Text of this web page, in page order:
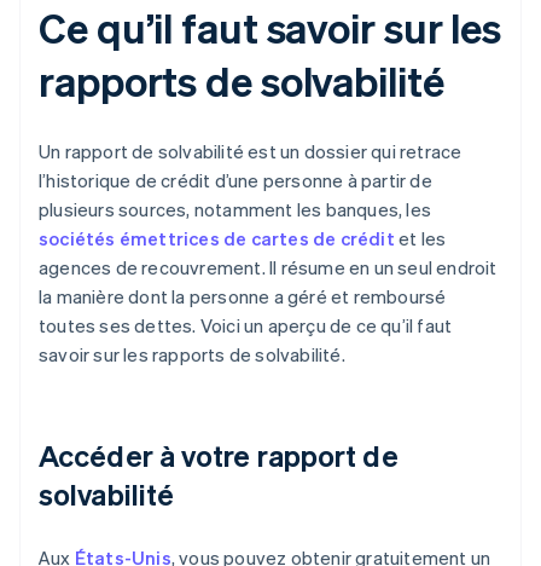
Ce qu’il faut savoir sur les
rapports de solvabilité
Un rapport de solvabilité est un dossier qui retrace
l’historique de crédit d’une personne à partir de
plusieurs sources, notamment les banques, les
sociétés émettrices de cartes de crédit et les
agences de recouvrement. Il résume en un seul endroit
la manière dont la personne a géré et remboursé
toutes ses dettes. Voici un aperçu de ce qu’il faut
savoir sur les rapports de solvabilité.
Accéder à votre rapport de
solvabilité
Aux États-Unis, vous pouvez obtenir gratuitement un